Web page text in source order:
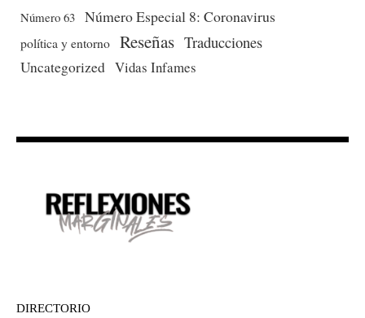
Número 63 Número Especial 8: Coronavirus
política y entorno Reseñas Traducciones
Uncategorized Vidas Infames
DIRECTORIO